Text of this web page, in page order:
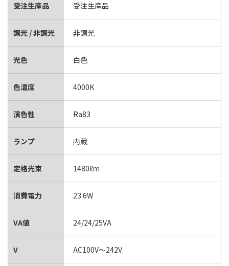
受注生産品 受注生産品
調光 / 非調光 非調光
光色 白色
色温度 4000K
演色性 Ra83
ランプ 内蔵
定格光束 1480ℓm
消費電力 23.6W
VA値 24/24/25VA
V AC100V～242V